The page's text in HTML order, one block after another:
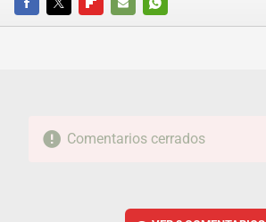
FACEBOOKTWITTERFLIPBOARD
E-
WHATSAPP
Comentarios cerrados